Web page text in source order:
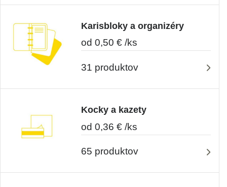
Karisbloky a organizéry
od 0,50 € /ks
31 produktov
Kocky a kazety
od 0,36 € /ks
65 produktov